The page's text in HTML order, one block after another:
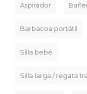
Aspirador
Barbacoa portátil
Silla bebé
Silla larga / regata